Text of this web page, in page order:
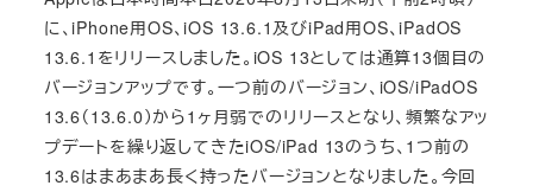
に、iPhone用OS、iOS 13.6.1及びiPad用OS、iPadOS
13.6.1をリリースしました。iOS 13としては通算13個目の
バージョンアップです。一つ前のバージョン、iOS/iPadOS
13.6（13.6.0）から1ヶ月弱でのリリースとなり、頻繁なアッ
プデートを繰り返してきたiOS/iPad 13のうち、1つ前の
13.6はまあまあ長く持ったバージョンとなりました。今回